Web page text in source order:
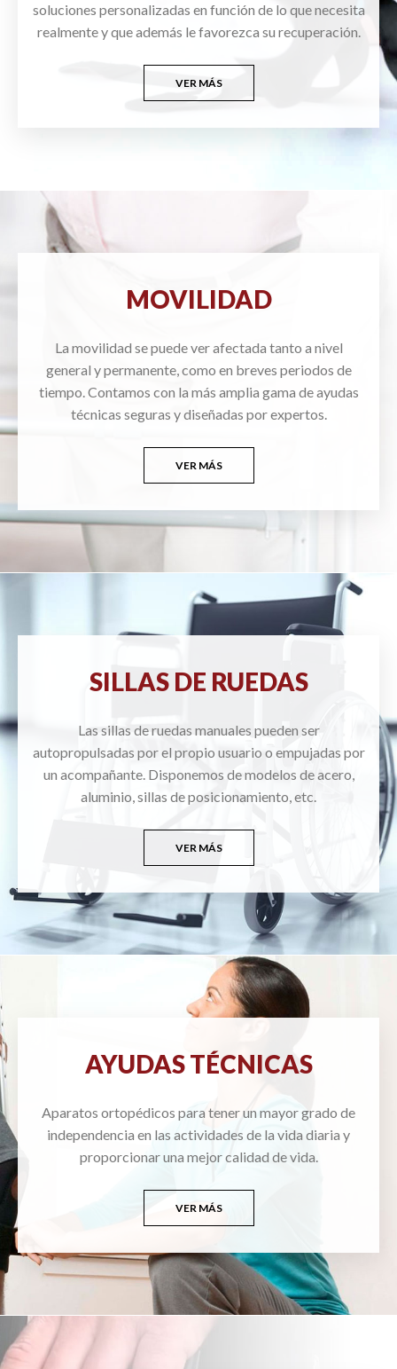
soluciones personalizadas en función de lo que necesita
realmente y que además le favorezca su recuperación.
VER MÁS
MOVILIDAD
La movilidad se puede ver afectada tanto a nivel
general y permanente, como en breves periodos de
tiempo. Contamos con la más amplia gama de ayudas
técnicas seguras y diseñadas por expertos.
VER MÁS
SILLAS DE RUEDAS
Las sillas de ruedas manuales pueden ser
autopropulsadas por el propio usuario o empujadas por
un acompañante. Disponemos de modelos de acero,
aluminio, sillas de posicionamiento, etc.
VER MÁS
AYUDAS TÉCNICAS
Aparatos ortopédicos para tener un mayor grado de
independencia en las actividades de la vida diaria y
proporcionar una mejor calidad de vida.
VER MÁS